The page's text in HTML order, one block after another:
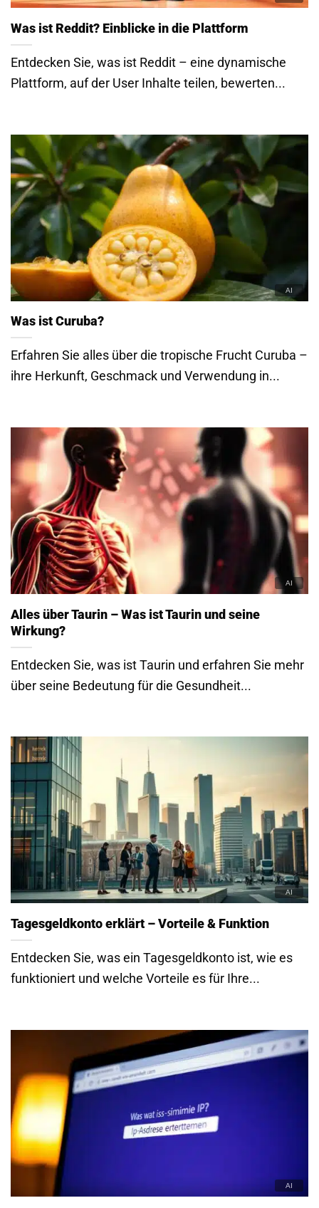
Was ist Reddit? Einblicke in die Plattform
Entdecken Sie, was ist Reddit – eine dynamische
Plattform, auf der User Inhalte teilen, bewerten...
Was ist Curuba?
Erfahren Sie alles über die tropische Frucht Curuba –
ihre Herkunft, Geschmack und Verwendung in...
Alles über Taurin – Was ist Taurin und seine
Wirkung?
Entdecken Sie, was ist Taurin und erfahren Sie mehr
über seine Bedeutung für die Gesundheit...
Tagesgeldkonto erklärt – Vorteile & Funktion
Entdecken Sie, was ein Tagesgeldkonto ist, wie es
funktioniert und welche Vorteile es für Ihre...